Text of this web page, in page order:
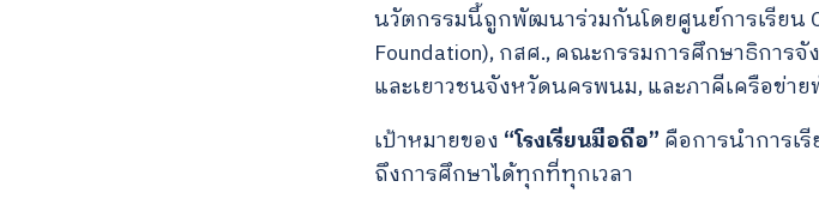
for:
นวัตกรรมนี้ถูกพัฒนาร่วมกันโดยศูนย์การเรียน
Foundation), กสศ., คณะกรรมการศึกษาธิกา
และเยาวชนจังหวัดนครพนม, และภาคีเครือข่
เป้าหมายของ “โรงเรียนมือถือ” คือการนำการเ
ถึงการศึกษาได้ทุกที่ทุกเวลา